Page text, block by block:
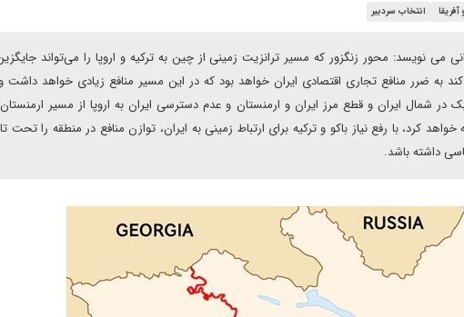
انتخاب سردبیر
می نویسد: محور زنگزور که مسیر ترانزیت زمینی از چین به ترکیه و اروپا را می‌تواند
به ضرر منافع تجاری اقتصادی ایران خواهد بود که در این مسیر منافع زیادی خواهد داشت
در شمال ایران و قطع مرز ایران و ارمنستان و عدم دسترسی ایران به اروپا از مسیر
خواهد کرد، با رفع نیاز باکو و ترکیه برای ارتباط زمینی به ایران، توازن منافع در منطقه را تحت
داشته باشد.